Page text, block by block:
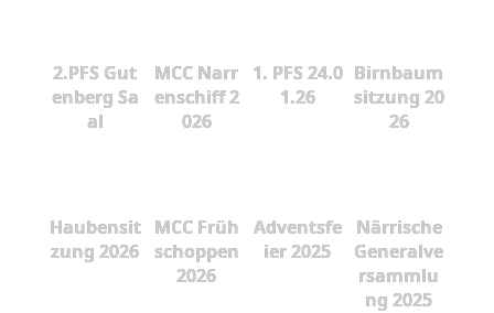
2.PFS Gut
enberg Sa
al
MCC Narr
enschiff 2
026
1. PFS 24.0
1.26
Birnbaum
sitzung 20
26
Haubensit
zung 2026
MCC Früh
schoppen
2026
Adventsfe
ier 2025
Närrische
Generalve
rsammlu
ng 2025